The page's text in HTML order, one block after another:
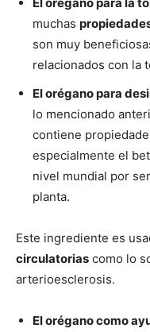
muchas
son muy
relacionados con la
El orégano para
lo mencionado
contiene
especialmente el
nivel mundial por
planta.
Este ingrediente es
circulatorias como lo
arterioesclerosis.
El orégano como